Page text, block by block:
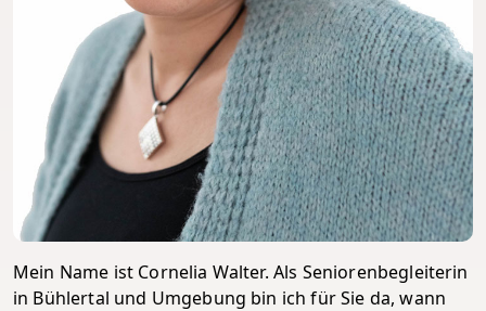
Mein Name ist Cornelia Walter. Als Seniorenbegleiterin
in Bühlertal und Umgebung bin ich für Sie da, wann